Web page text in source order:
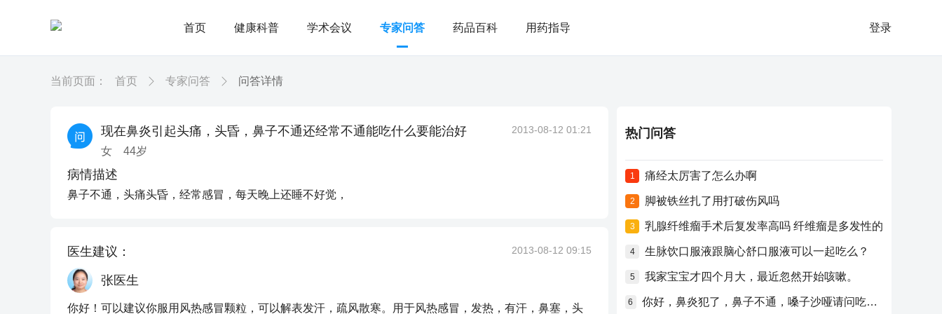
首页 健康科普 学术会议 专家问答 药品百科 用药指导 登录
当前页面： 首页 专家问答 问答详情
现在鼻炎引起头痛，头昏，鼻子不通还经常不通能吃什么要能治好
女 44岁
2013-08-12 01:21
病情描述
鼻子不通，头痛头昏，经常感冒，每天晚上还睡不好觉，
医生建议： 2013-08-12 09:15
张医生
你好！可以建议你服用风热感冒颗粒，可以解表发汗，疏风散寒。用于风热感冒，发热，有汗，鼻塞，头
热门问答
1 痛经太厉害了怎么办啊
2 脚被铁丝扎了用打破伤风吗
3 乳腺纤维瘤手术后复发率高吗 纤维瘤是多发性的
4 生脉饮口服液跟脑心舒口服液可以一起吃么？
5 我家宝宝才四个月大，最近忽然开始咳嗽。
6 你好，鼻炎犯了，鼻子不通，嗓子沙哑请问吃什么药比较好？